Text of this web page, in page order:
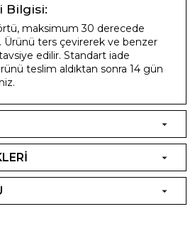
Bilgisi:
maksimum 30 derecede
Ürünü ters çevirerek ve benzer
edilir. Standart iade
teslim aldıktan sonra 14 gün